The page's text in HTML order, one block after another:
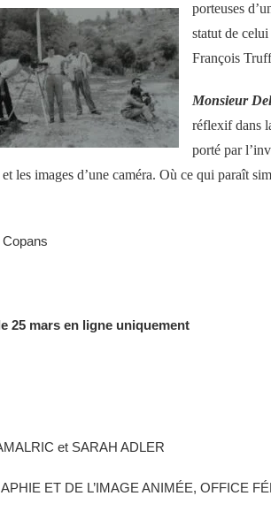
porteuses
statut de
François
Monsieur
réflexifdans
porté par
et les images d’une caméra. Où ce qui paraît
25 mars en ligne uniquement
et SARAH ADLER
ET DE L’IMAGE ANIMÉE, OFFICE